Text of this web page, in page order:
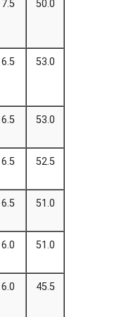
7.5 50.0
6.5 53.0
6.5 53.0
6.5 52.5
6.5 51.0
6.0 51.0
6.0 45.5